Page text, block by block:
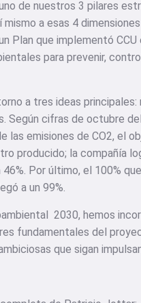
de nuestros 3 pilares
a esas 4
Plan que implementó
para prevenir,
a tres ideas
Según cifras de octubre
las emisiones de CO2, el
producido; la compañía
Por último, el 100%
a un 99%.
2030, hemos
fundamentales del
que sigan